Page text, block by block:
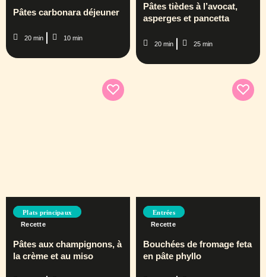
Pâtes carbonara déjeuner
20 min 10 min
Pâtes tièdes à l’avocat,
asperges et pancetta
20 min 25 min
Plats principaux
Recette
Pâtes aux champignons, à
la crème et au miso
Entrées
Recette
Bouchées de fromage feta
en pâte phyllo